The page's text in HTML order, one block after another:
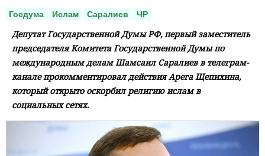
Госдума Ислам Саралиев ЧР
Депутат Государственной Думы РФ, первый заместитель
председателя Комитета Государственной Думы по
международным делам Шамсаил Саралиев в телеграм-
канале прокомментировал действия Арега Щепихина,
который открыто оскорбил религию ислам в
социальных сетях.